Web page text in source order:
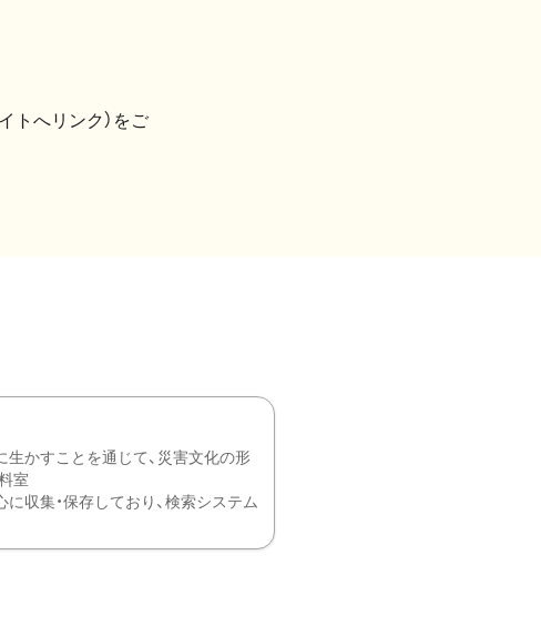
トへリンク）をご
生かすことを通じて、災害文化の形
室
収集・保存しており、検索システム